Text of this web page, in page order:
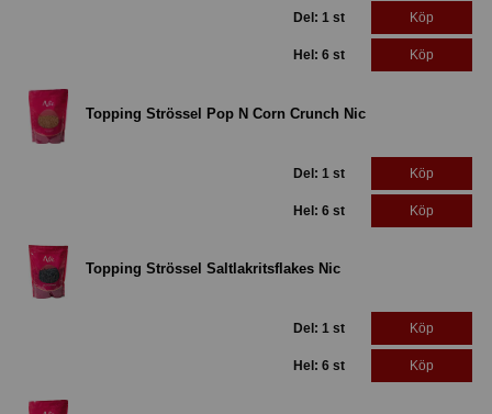
Del: 1 st Köp
Hel: 6 st Köp
Topping Strössel Pop N Corn Crunch Nic
Del: 1 st Köp
Hel: 6 st Köp
Topping Strössel Saltlakritsflakes Nic
Del: 1 st Köp
Hel: 6 st Köp